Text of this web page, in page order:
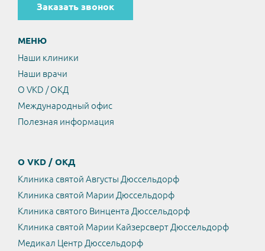
Заказать звонок
МЕНЮ
Наши клиники
Наши врачи
О VKD / ОКД
Международный офис
Полезная информация
О VKD / ОКД
Клиника святой Августы Дюссельдорф
Клиника святой Марии Дюссельдорф
Клиника святого Винцента Дюссельдорф
Клиника святой Марии Кайзерсверт Дюссельдорф
Медикал Центр Дюссельдорф